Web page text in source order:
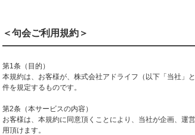
＜句会ご利用規約＞
第1条（目的）
本規約は、お客様が、株式会社アドライフ（以下「当社」
件を規定するものです。
第2条（本サービスの内容）
お客様は、本規約に同意頂くことにより、当社が企画、運
用頂けます。